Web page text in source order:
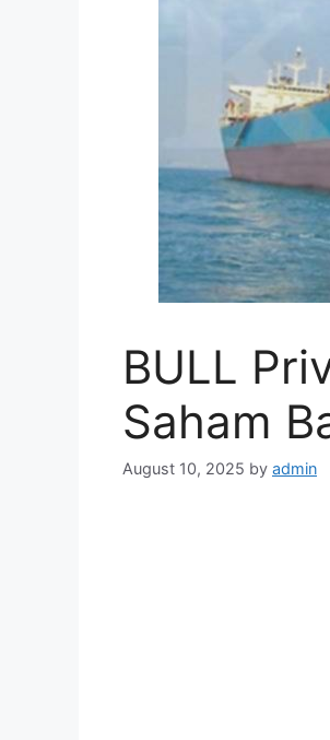
BULL
Saham
August 10, 2025 by admin